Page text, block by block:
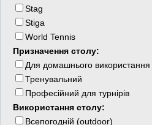
Stag
Stiga
World Tennis
Призначення столу:
Для домашнього використання
Тренувальний
Професійний для турнірів
Використання столу:
Всепогодній (outdoor)